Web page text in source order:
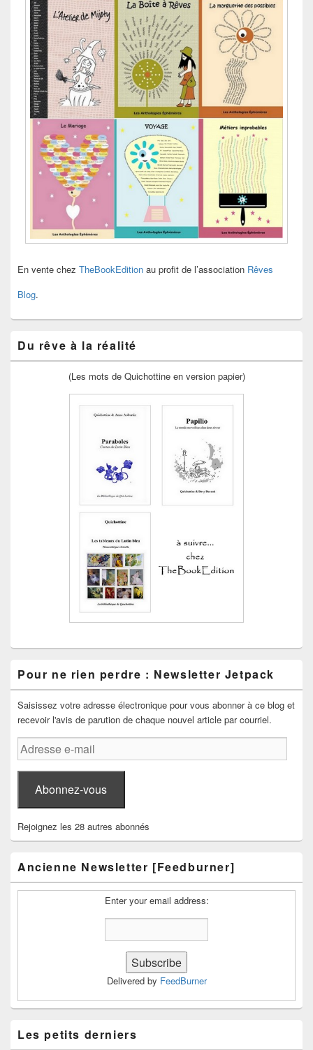
En vente chez TheBookEdition au profit de l’association Rêves
Blog.
Du rêve à la réalité
(Les mots de Quichottine en version papier)
Pour ne rien perdre : Newsletter Jetpack
Saisissez votre adresse électronique pour vous abonner à ce blog et
recevoir l'avis de parution de chaque nouvel article par courriel.
Adresse
e-
mail
Abonnez-vous
Rejoignez les 28 autres abonnés
Ancienne Newsletter [Feedburner]
Enter your email address:
Delivered by FeedBurner
Les petits derniers